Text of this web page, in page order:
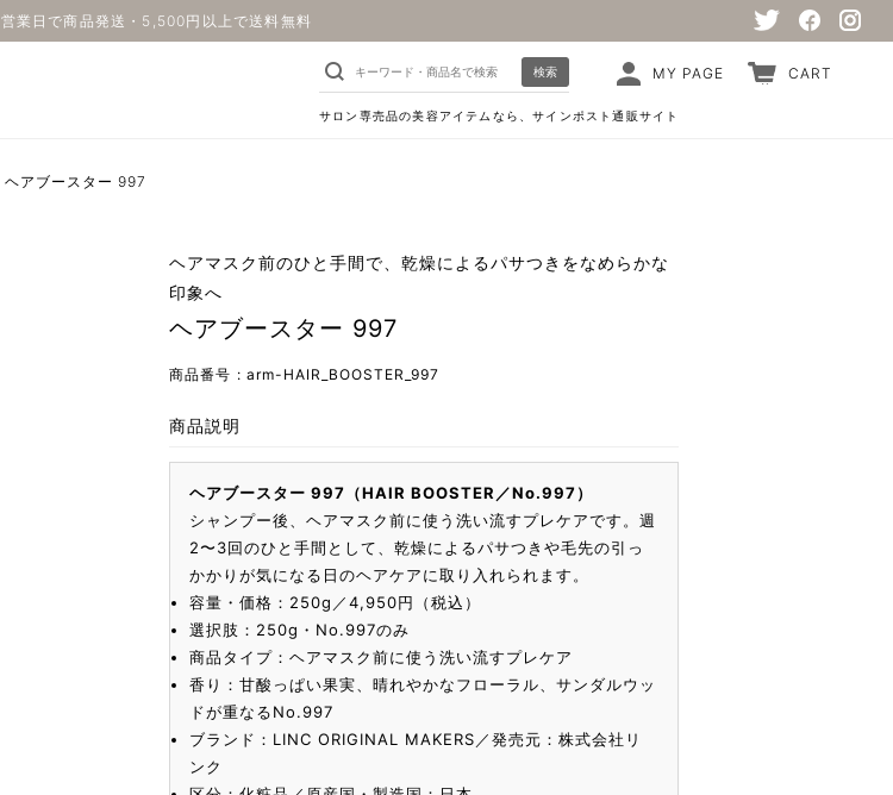
営業日で商品発送・5,500円以上で送料無料
検索 MY PAGE CART
サロン専売品の美容アイテムなら、サインポスト通販サイト
ヘアブースター 997
ヘアマスク前のひと手間で、乾燥によるパサつきをなめらかな
印象へ
ヘアブースター 997
商品番号 arm-HAIR_BOOSTER_997
商品説明
ヘアブースター 997（HAIR BOOSTER／No.997）
シャンプー後、ヘアマスク前に使う洗い流すプレケアです。週
2〜3回のひと手間として、乾燥によるパサつきや毛先の引っ
かかりが気になる日のヘアケアに取り入れられます。
容量・価格：250g／4,950円（税込）
選択肢：250g・No.997のみ
商品タイプ：ヘアマスク前に使う洗い流すプレケア
香り：甘酸っぱい果実、晴れやかなフローラル、サンダルウッ
ドが重なるNo.997
ブランド：LINC ORIGINAL MAKERS／発売元：株式会社リ
ンク